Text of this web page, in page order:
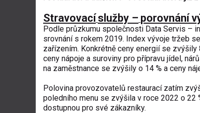
Stravovací služby – porovnání
Podle průzkumu společnosti Data Servis –
srovnání s rokem 2019. Index vývoje tržeb
zařízením. Konkrétně ceny energií se
ceny nápoje a suroviny pro přípravu jídel,
na zaměstnance se zvýšily o 14 % a ceny
Polovina provozovatelů restaurací zatím
poledního menu se zvýšila v roce 2022 o
dostupnou pro své zákazníky.